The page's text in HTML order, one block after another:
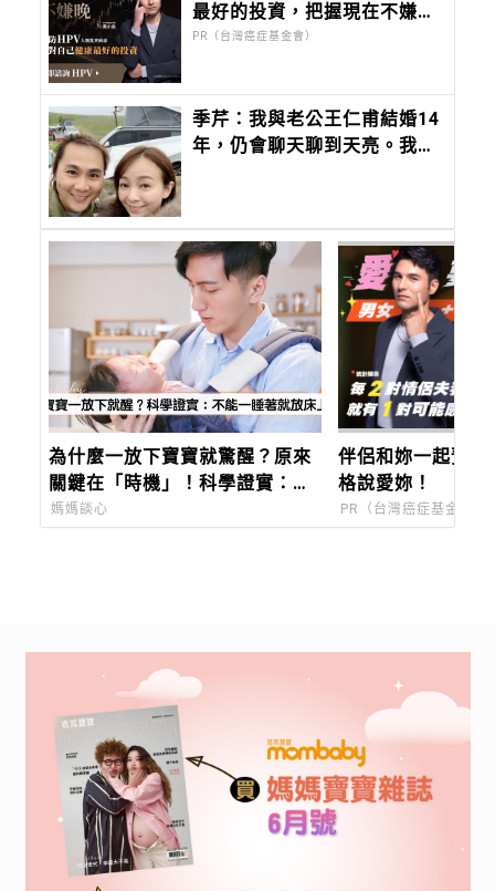
最好的投資，把握現在不嫌
晚！
PR（台灣癌症基金會）
季芹：我與老公王仁甫結婚14
年，仍會聊天聊到天亮。我們
為什麼一放下寶寶就驚醒？原來
關鍵在「時機」！科學證實：安
撫寶寶最有效率的方法是這個
媽媽談心
伴侶和妳一起預防
格說愛妳！
PR（台灣癌症基金會）